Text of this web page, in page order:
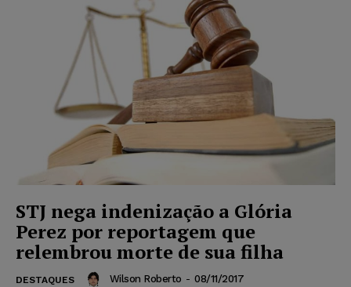
STJ nega indenização a Glória
Perez por reportagem que
relembrou morte de sua filha
DESTAQUES Wilson Roberto - 08/11/2017